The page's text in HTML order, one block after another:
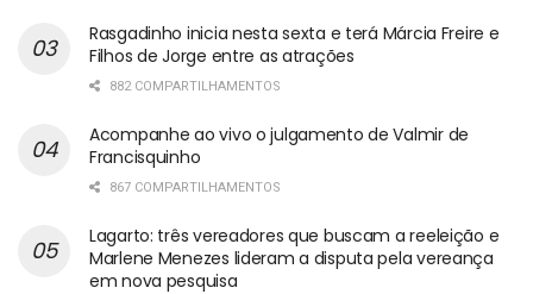
Rasgadinho inicia nesta sexta e terá Márcia Freire e
Filhos de Jorge entre as atrações
882 COMPARTILHAMENTOS
Acompanhe ao vivo o julgamento de Valmir de
Francisquinho
867 COMPARTILHAMENTOS
Lagarto: três vereadores que buscam a reeleição e
Marlene Menezes lideram a disputa pela vereança
em nova pesquisa